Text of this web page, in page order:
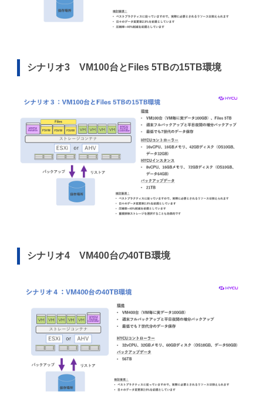
シナリオ3 VM100台とFiles 5TBの15TB環境
シナリオ4 VM400台の40TB環境